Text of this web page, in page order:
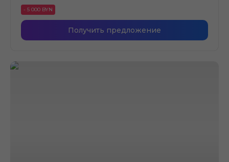
- 5 000 BYN
Получить предложение